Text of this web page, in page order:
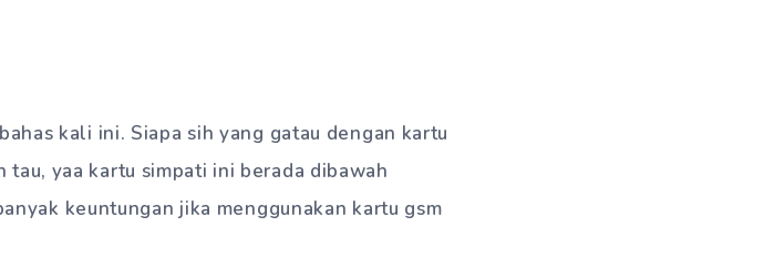
kali ini. Siapa sih yang gatau dengan kartu
tau, yaa kartu simpati ini berada dibawah
keuntungan jika menggunakan kartu gsm